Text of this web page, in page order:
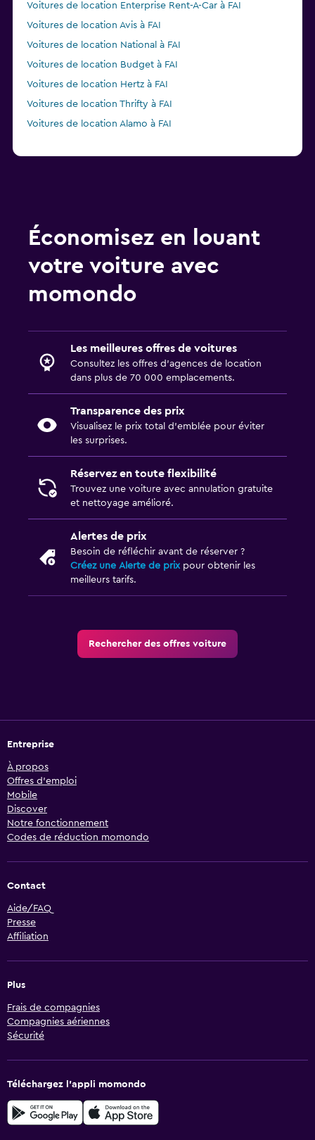
Voitures de location Enterprise Rent-A-Car à FAI
Voitures de location Avis à FAI
Voitures de location National à FAI
Voitures de location Budget à FAI
Voitures de location Hertz à FAI
Voitures de location Thrifty à FAI
Voitures de location Alamo à FAI
Économisez en louant
votre voiture avec
momondo
Les meilleures offres de voitures
Consultez les offres d’agences de location
dans plus de 70 000 emplacements.
Transparence des prix
Visualisez le prix total d’emblée pour éviter
les surprises.
Réservez en toute flexibilité
Trouvez une voiture avec annulation gratuite
et nettoyage amélioré.
Alertes de prix
Besoin de réfléchir avant de réserver ?
Créez une Alerte de prixpour obtenir les
meilleurs tarifs.
Rechercher des offres voiture
Entreprise
À propos
Offres d’emploi
Mobile
Discover
Notre fonctionnement
Codes de réduction momondo
Contact
Aide/FAQ
Presse
Affiliation
Plus
Frais de compagnies
Compagnies aériennes
Sécurité
Téléchargez l’appli momondo